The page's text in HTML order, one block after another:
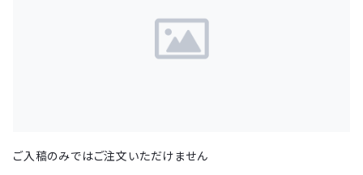
ご入稿のみではご注文いただけません